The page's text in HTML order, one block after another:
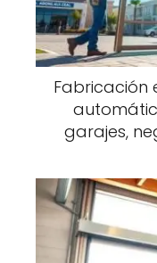
Fabricación
garajes,